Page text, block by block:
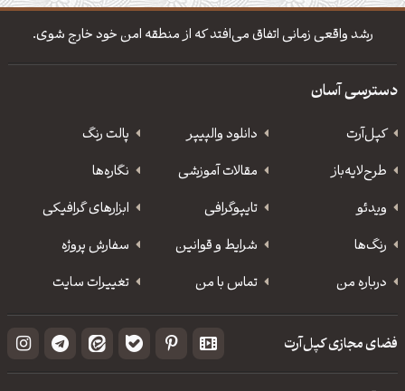
دانلود والپیپر مذهبی
تایپوگرافی شعر مولانا
رشد واقعی زمانی اتفاق می‌افتد که از منطقه امن خود خارج شوی.
دسترسی آسان
کپل‌آرت دانلود‌ والپیپر
پالت رنگ
طرح‌لایه‌باز
مقالات آموزشی
نگاره‌ها
ویدئو
‌تایپوگرافی
ابزارهای گرافیکی
رنگ‌ها
شرایط و قوانین
سفارش پروژه
درباره من
تماس با من تغییرات سایت
فضای مجازی کپل‌آرت